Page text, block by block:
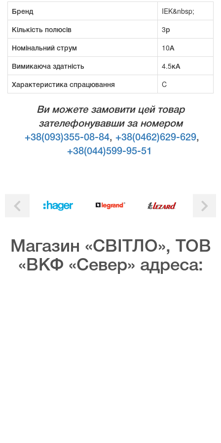
Бренд
IEK&nbsp;
Кількість полюсів
3р
Номінальний струм
10А
Вимикаюча здатність
4.5кА
Характеристика спрацювання
C
Ви можете замовити цей товар
зателефонувавши за номером
+38(093)355-08-84, +38(0462)629-629,
+38(044)599-95-51
Магазин «СВІТЛО», ТОВ
«ВКФ «Север» адреса: